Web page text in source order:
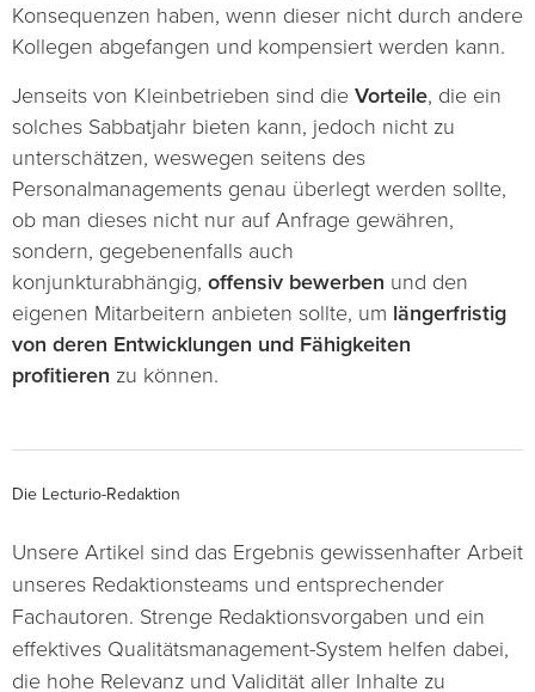
Konsequenzen haben, wenn dieser nicht durch andere
Kollegen abgefangen und kompensiert werden kann.
Jenseits von Kleinbetrieben sind die Vorteile, die ein
solches Sabbatjahr bieten kann, jedoch nicht zu
unterschätzen, weswegen seitens des
Personalmanagements genau überlegt werden sollte,
ob man dieses nicht nur auf Anfrage gewähren,
sondern, gegebenenfalls auch
konjunkturabhängig, offensiv bewerben und den
eigenen Mitarbeitern anbieten sollte, um längerfristig
von deren Entwicklungen und Fähigkeiten
profitieren zu können.
Die Lecturio-Redaktion
Unsere Artikel sind das Ergebnis gewissenhafter Arbeit
unseres Redaktionsteams und entsprechender
Fachautoren. Strenge Redaktionsvorgaben und ein
effektives Qualitätsmanagement-System helfen dabei,
die hohe Relevanz und Validität aller Inhalte zu